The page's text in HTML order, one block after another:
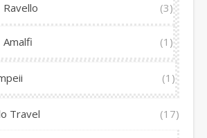
Ravello (3)
Amalfi (1)
(1)
Travel (17)